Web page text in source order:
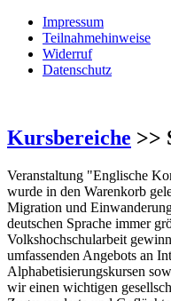
Impressum
Teilnahmehinweise
Widerruf
Datenschutz
Kursbereiche >>
Veranstaltung "Englische
wurde in den Warenkorb
Migration und
deutschen Sprache immer
Volkshochschularbeit
umfassenden Angebots an
Alphabetisierungskursen
wir einen wichtigen